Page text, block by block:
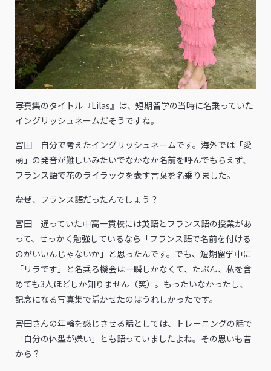
――写真集のタイトル『Lilas』は、短期留学の当時に名乗っていた
イングリッシュネームだそうですね。
宮田 自分で考えたイングリッシュネームです。海外では「愛
萌」の発音が難しいみたいでなかなか名前を呼んでもらえず、
フランス語で花のライラックを表す言葉を名乗りました。
――なぜ、フランス語だったんでしょう？
宮田 通っていた中高一貫校には英語とフランス語の授業があ
って、せっかく勉強しているなら「フランス語で名前を付ける
のがいいんじゃないか」と思ったんです。でも、短期留学中に
「リラです」と名乗る機会は一瞬しかなくて、たぶん、私を含
めても3人ほどしか知りません（笑）。もったいなかったし、
記念になる写真集で活かせたのはうれしかったです。
――宮田さんの年輪を感じさせる話としては、トレーニングの話で
「自分の体型が嫌い」とも語っていましたよね。その思いも昔
から？